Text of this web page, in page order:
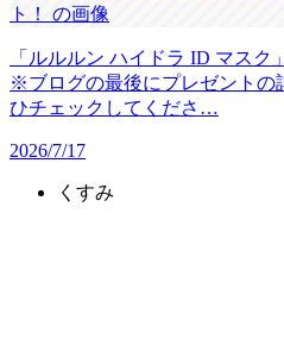
「ルルルン ハイドラ ID マス
※ブログの最後にプレゼントの
ひチェックしてくださ…
2026/7/17
くすみ